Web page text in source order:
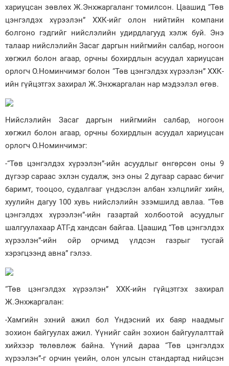
хариуцсан зөвлөх Ж.Энхжаргаланг томилсон. Цаашид “Төв
цэнгэлдэх хүрээлэн” ХХК-ийг олон нийтийн компани
болгоно гэдгийг нийслэлийн удирдлагууд хэлж буй. Энэ
талаар нийслэлийн Засаг даргын нийгмийн салбар, ногоон
хөгжил болон агаар, орчны бохирдлын асуудал хариуцсан
орлогч О.Номинчимэг болон “Төв цэнгэлдэх хүрээлэн” ХХК-
ийн гүйцэтгэх захирал Ж.Энхжаргалан нар мэдээлэл өгөв.
Нийслэлийн Засаг даргын нийгмийн салбар, ногоон
хөгжил болон агаар, орчны бохирдлын асуудал хариуцсан
орлогч О.Номинчимэг:
-“Төв цэнгэлдэх хүрээлэн”-ийн асуудлыг өнгөрсөн оны 9
дүгээр сараас эхлэн судалж, энэ оны 2 дугаар сараас бичиг
баримт, тооцоо, судалгааг үндэслэн албан хэлцлийг хийн,
хуулийн дагуу 100 хувь нийслэлийн эзэмшилд авлаа. “Төв
цэнгэлдэх хүрээлэн”-ийн газартай холбоотой асуудлыг
шалгуулахаар АТГ-д хандсан байгаа. Цаашид “Төв цэнгэлдэх
хүрээлэн”-ийн ойр орчимд үлдсэн газрыг тусгай
хэрэгцээнд авна” гэлээ.
“Төв цэнгэлдэх хүрээлэн” ХХК-ийн гүйцэтгэх захирал
Ж.Энхжаргалан:
-Хамгийн эхний ажил бол Үндэсний их баяр наадмыг
зохион байгуулах ажил. Үүнийг сайн зохион байгуулалттай
хийхээр төлөвлөж байна. Үүний дараа “Төв цэнгэлдэх
хүрээлэн”-г орчин үеийн, олон улсын стандартад нийцсэн